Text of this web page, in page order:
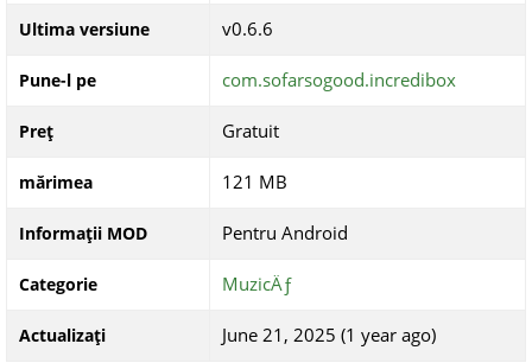
Ultima versiune v0.6.6
Pune-l pe com.sofarsogood.incredibox
Preț Gratuit
mărimea 121 MB
Informații MOD Pentru Android
Categorie MuzicÄƒ
Actualizați June 21, 2025 (1 year ago)